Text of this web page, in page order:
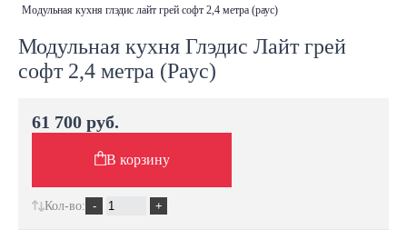
модульная кухня глэдис лайт грей софт 2,4 метра (раус)
Модульная кухня Глэдис Лайт грей
софт 2,4 метра (Раус)
61 700 руб.
В корзину
Кол-во: